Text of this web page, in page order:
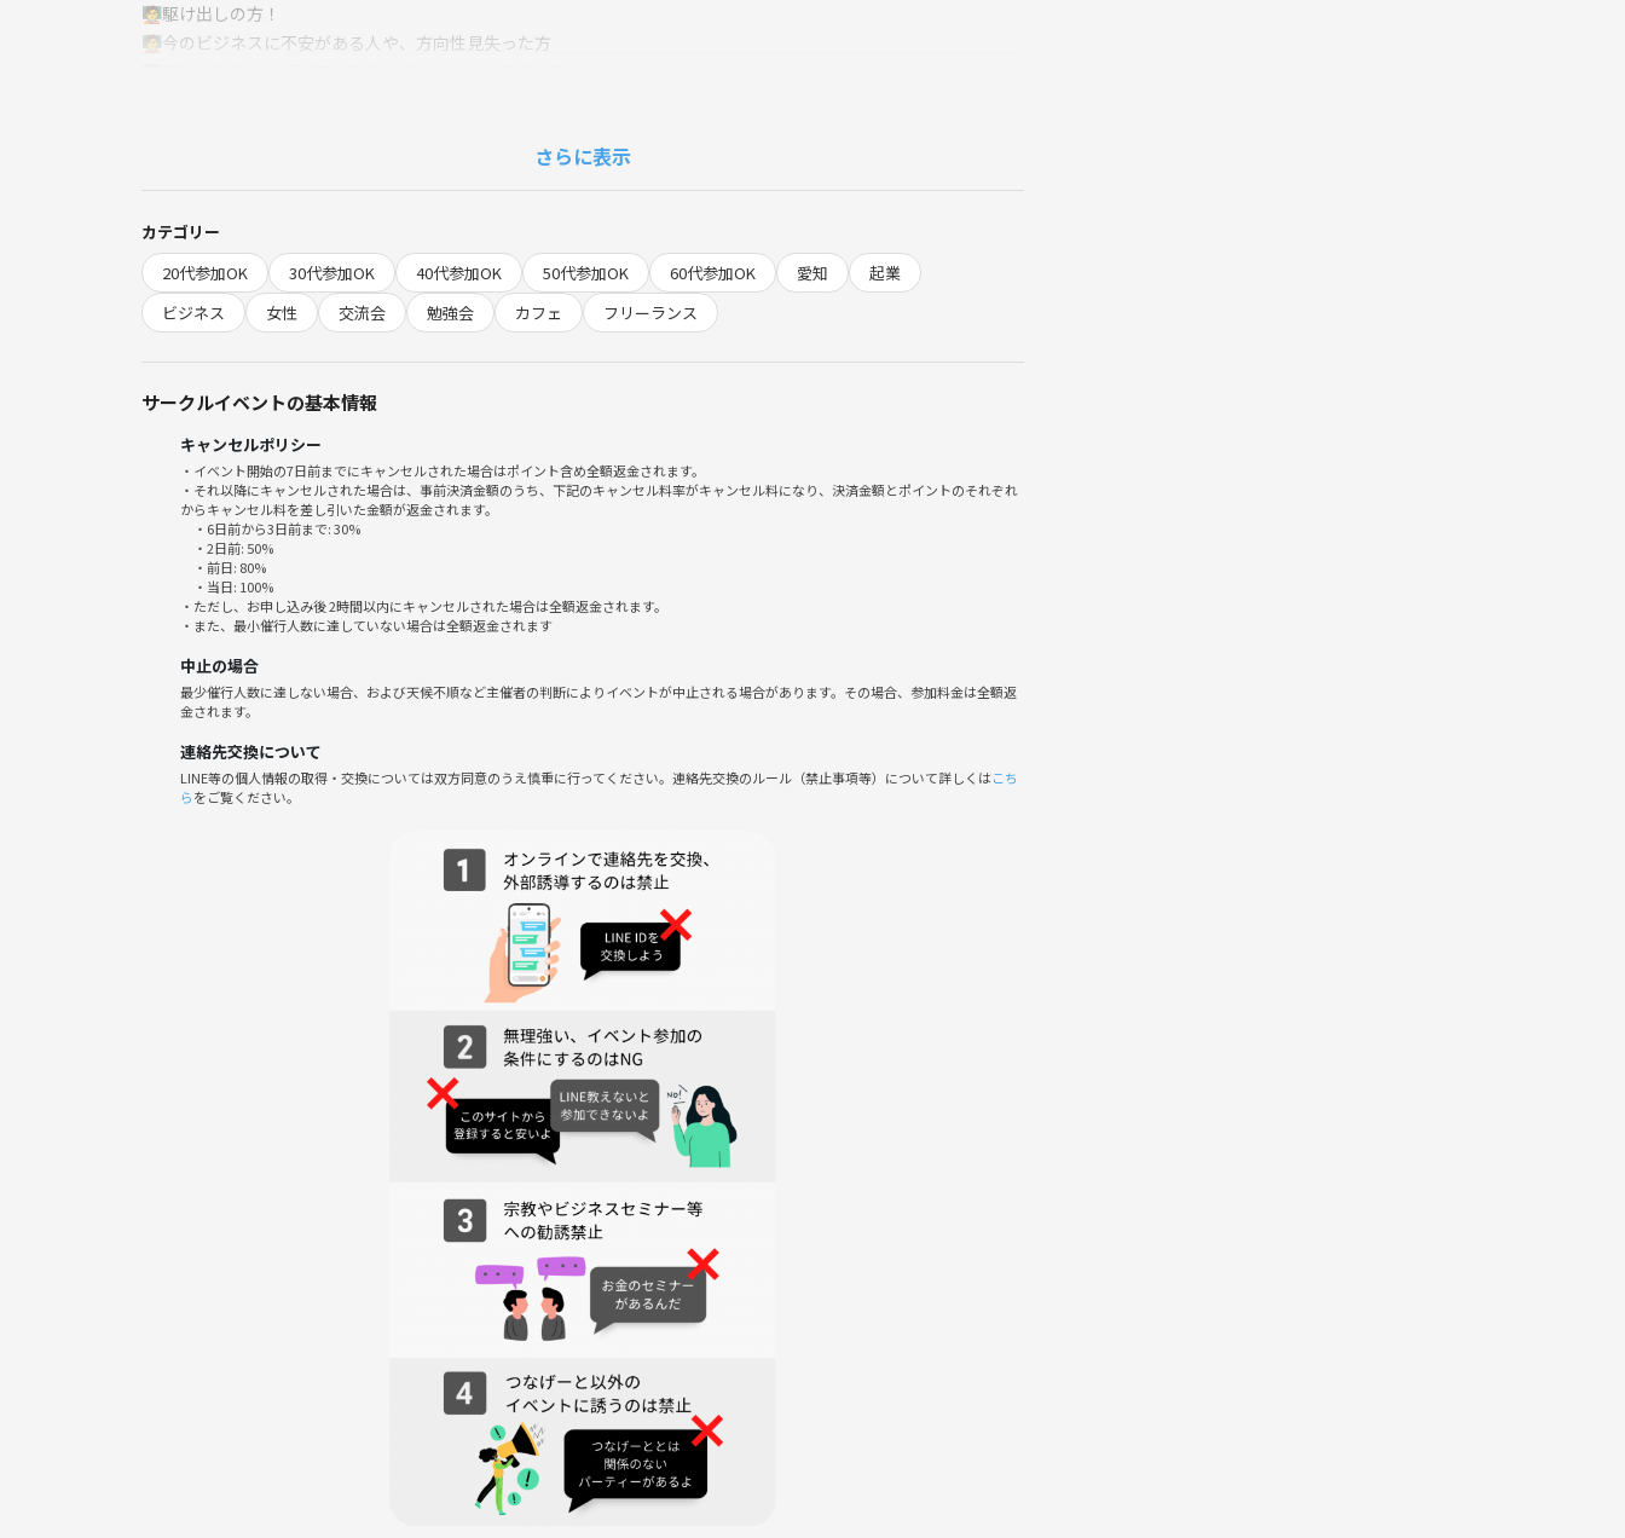
🧑‍🏫駆け出しの方！
🧑‍🏫今のビジネスに不安がある人や、方向性見失った方
どんな悩みでも構いません！
不安をぶちまけて、お話しましょ！
さらに表示
カテゴリー
20代参加OK
30代参加OK 40代参加OK 50代参加OK 60代参加OK 愛知
起業
ビジネス
女性 交流会 勉強会 カフェ フリーランス
サークルイベントの基本情報
キャンセルポリシー
・イベント開始の7日前までにキャンセルされた場合はポイント含め全額返金されます。
・それ以降にキャンセルされた場合は、事前決済金額のうち、下記のキャンセル料率がキャンセル料になり、決済金額とポイントのそれぞれ
からキャンセル料を差し引いた金額が返金されます。
・6日前から3日前まで: 30%
・2日前: 50%
・前日: 80%
・当日: 100%
・ただし、お申し込み後 2時間以内にキャンセルされた場合は全額返金されます。
・また、最小催行人数に達していない場合は全額返金されます
中止の場合
最少催行人数に達しない場合、および天候不順など主催者の判断によりイベントが中止される場合があります。その場合、参加料金は全額返
金されます。
連絡先交換について
LINE等の個人情報の取得・交換については双方同意のうえ慎重に行ってください。連絡先交換のルール（禁止事項等）について詳しくはこち
らをご覧ください。